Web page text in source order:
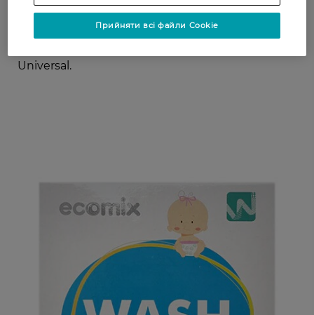
серія Automat Color для догляду за
кольоровою білизною;
Universal.
Прийняти всі файли Cookie